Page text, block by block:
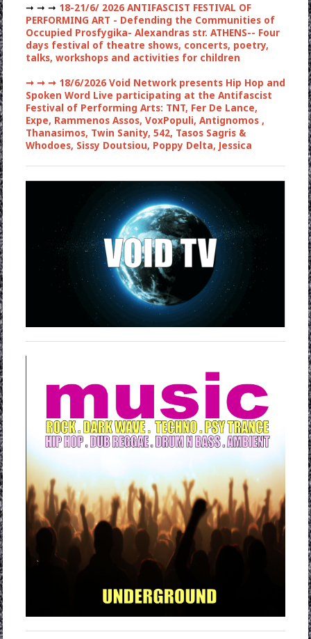
➞ ➞ ➞ 18-21/6/ 2026 ANTIFASCIST FESTIVAL OF
PERFORMING ART - Defending the Communities of
Occupied Prosfygika- Alexandras str. ATHENS-- Four
days festival of theatre shows, concerts, poetry,
talks, workshops and activities for children
➞ ➞ ➞18/6/2026 Void Network presents Hip Hop and
Spoken Word Live participating at the Antifascist
Festival of Performing Arts: TNT, Fer De Lance,
Expe, Rammenos Assos, VoxPopuli, Antignomos ,
Thanasimos, Twin Sanity, 542, Tasos Sagris &
Whodoes, Sissy Doutsiou, Poppy Delta, Jessica